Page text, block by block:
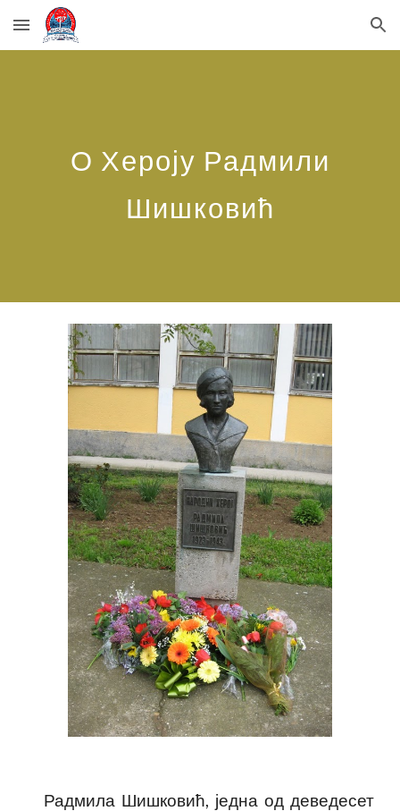
Skip to main content Skip to navigation
О Хероју Радмили
Шишковић
Радмила Шишковић, једна од деведесет